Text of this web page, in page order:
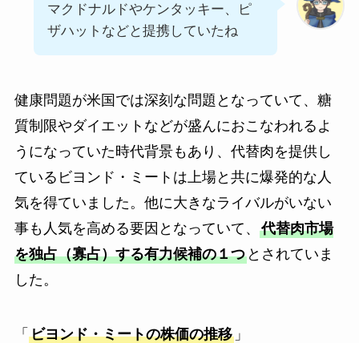
マクドナルドやケンタッキー、ピ
ザハットなどと提携していたね
健康問題が米国では深刻な問題となっていて、糖
質制限やダイエットなどが盛んにおこなわれるよ
うになっていた時代背景もあり、代替肉を提供し
ているビヨンド・ミートは上場と共に爆発的な人
気を得ていました。他に大きなライバルがいない
事も人気を高める要因となっていて、 代替肉市場
を独占（寡占）する有力候補の１つとされていま
した。
「 ビヨンド・ミートの株価の推移」